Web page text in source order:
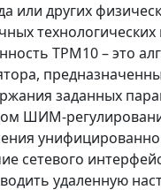
или других
технологических
ТРМ10 – это
заданных
ШИМ-
сетевого
удаленную